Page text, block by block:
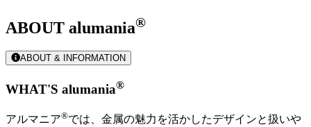
ABOUT alumania®
ABOUT & INFORMATION
WHAT'S alumania®
アルマニア®では、金属の魅力を活かしたデザインと扱いや